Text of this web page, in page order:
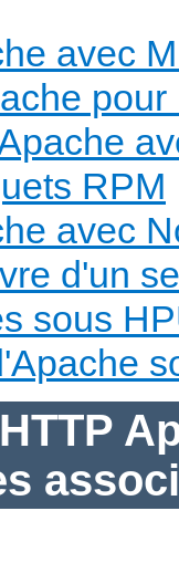
avec
RPM
avec
d'un
sous